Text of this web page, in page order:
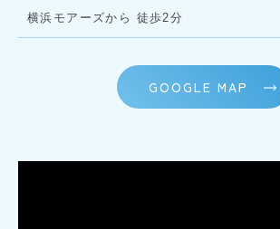
横浜モアーズから 徒歩2分
GOOGLE MAP